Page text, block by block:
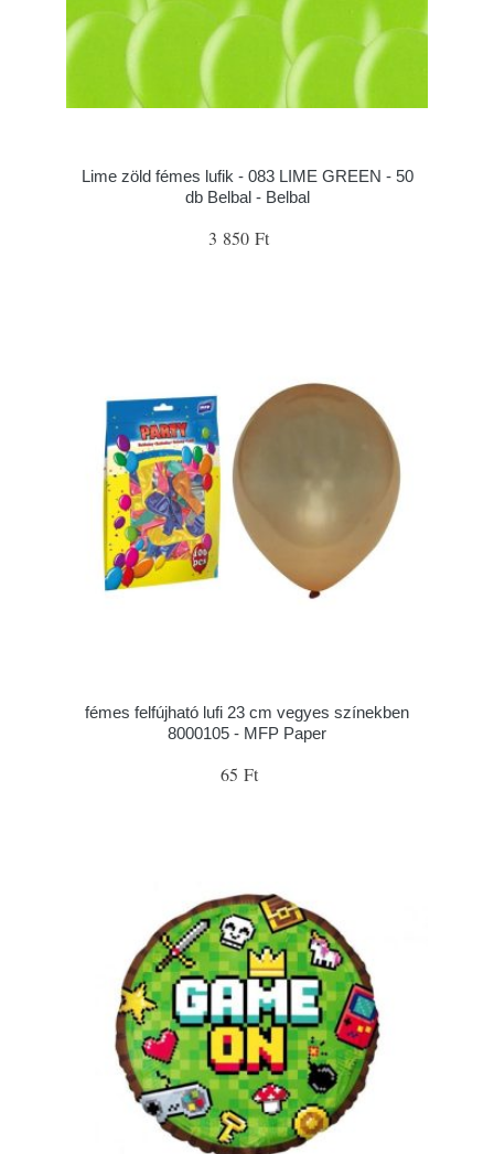
Lime zöld fémes lufik - 083 LIME GREEN - 50
db Belbal - Belbal
3 850 Ft
fémes felfújható lufi 23 cm vegyes színekben
8000105 - MFP Paper
65 Ft